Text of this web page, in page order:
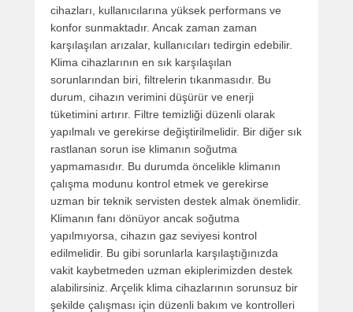
cihazları, kullanıcılarına yüksek performans ve
konfor sunmaktadır. Ancak zaman zaman
karşılaşılan arızalar, kullanıcıları tedirgin edebilir.
Klima cihazlarının en sık karşılaşılan
sorunlarından biri, filtrelerin tıkanmasıdır. Bu
durum, cihazın verimini düşürür ve enerji
tüketimini artırır. Filtre temizliği düzenli olarak
yapılmalı ve gerekirse değiştirilmelidir. Bir diğer sık
rastlanan sorun ise klimanın soğutma
yapmamasıdır. Bu durumda öncelikle klimanın
çalışma modunu kontrol etmek ve gerekirse
uzman bir teknik servisten destek almak önemlidir.
Klimanın fanı dönüyor ancak soğutma
yapılmıyorsa, cihazın gaz seviyesi kontrol
edilmelidir. Bu gibi sorunlarla karşılaştığınızda
vakit kaybetmeden uzman ekiplerimizden destek
alabilirsiniz. Arçelik klima cihazlarının sorunsuz bir
şekilde çalışması için düzenli bakım ve kontrolleri